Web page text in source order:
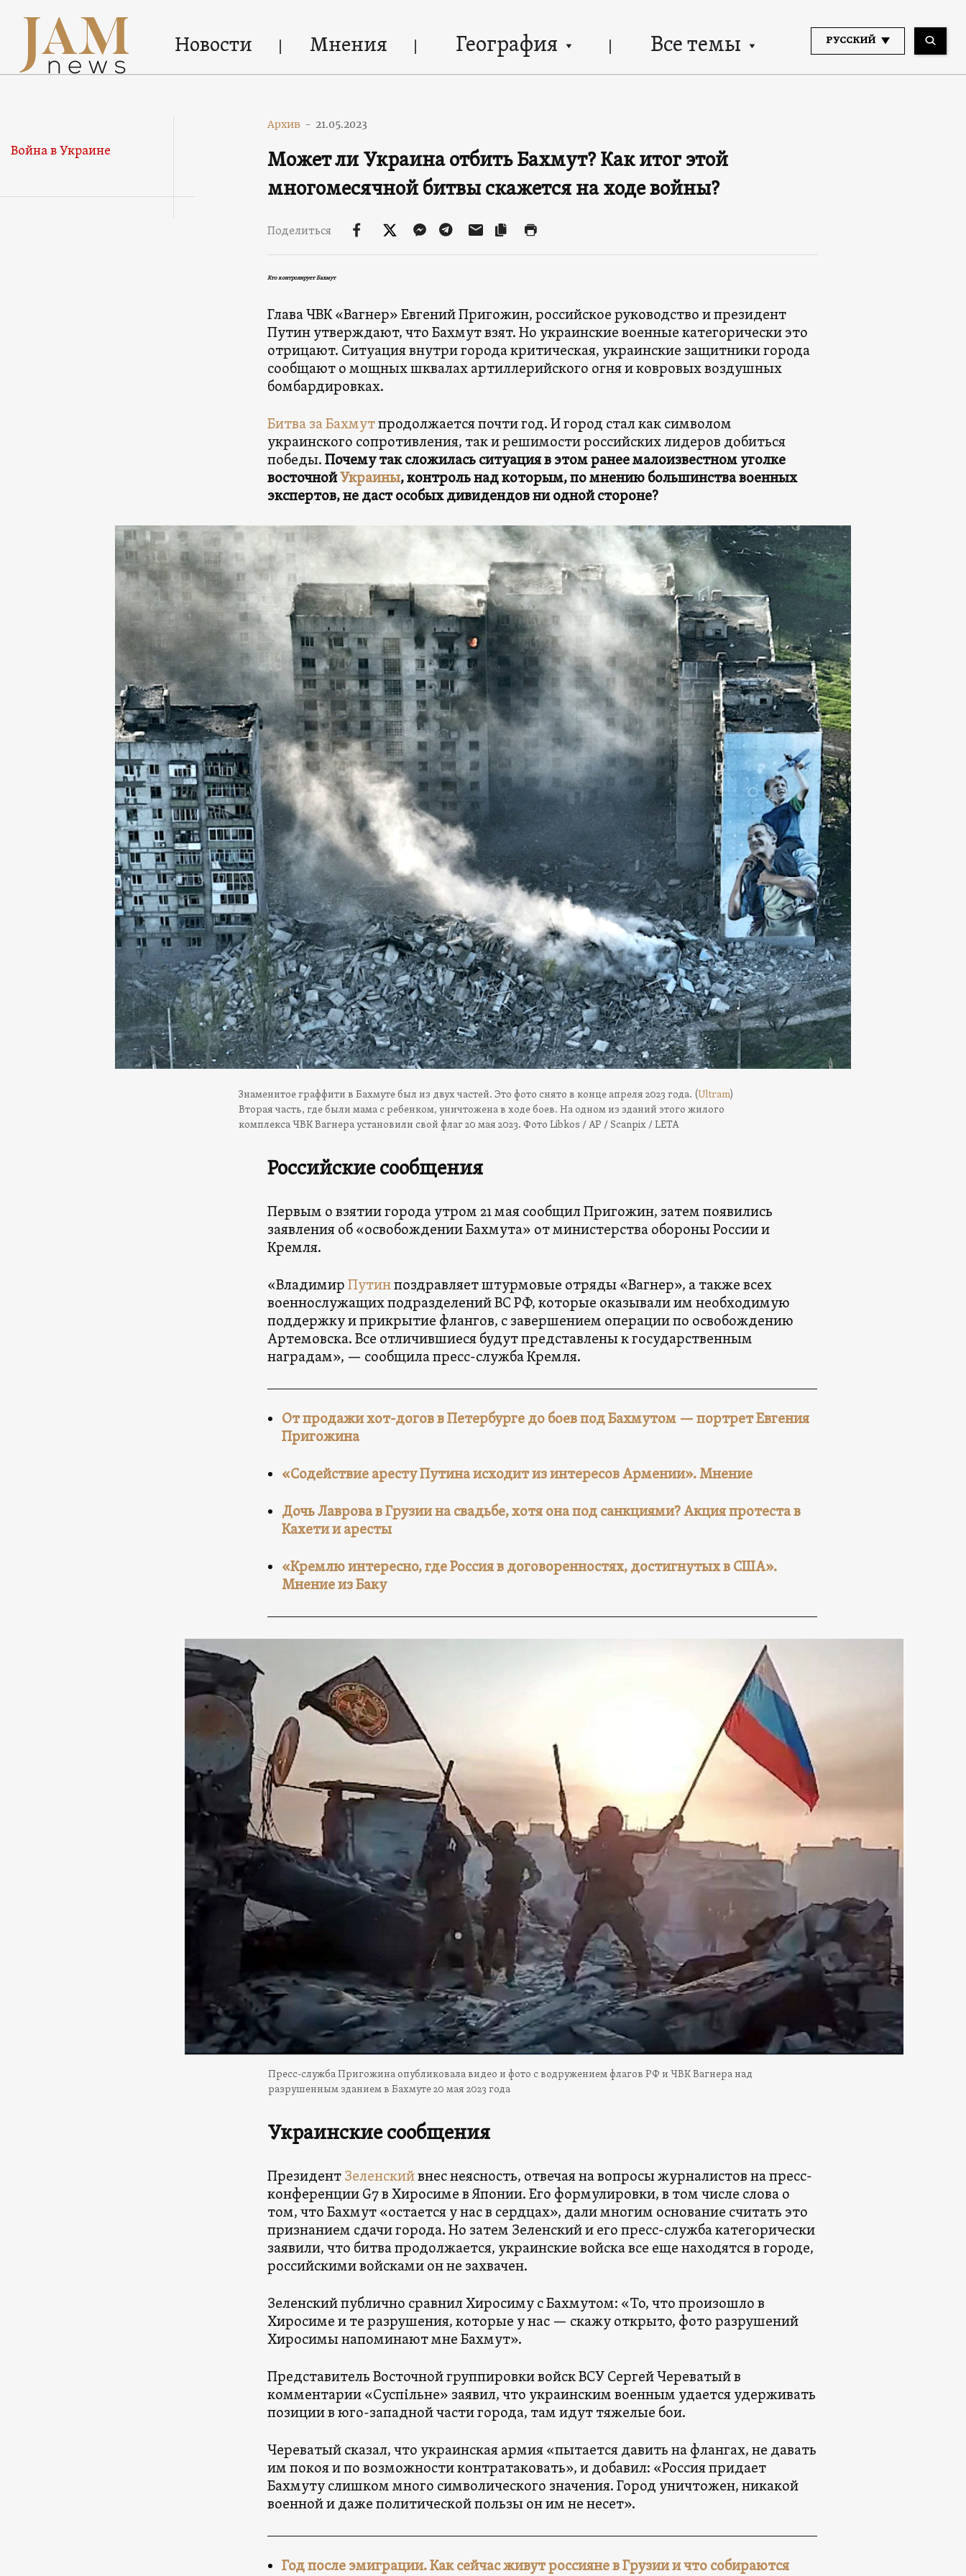
Новости Мнения География Все темы РУССКИЙ
Война в Украине
Архив - 21.05.2023
Может ли Украина отбить Бахмут? Как итог этой
многомесячной битвы скажется на ходе войны?
Поделиться
Кто контролирует Бахмут
Глава ЧВК «Вагнер» Евгений Пригожин, российское руководство и президент
Путин утверждают, что Бахмут взят. Но украинские военные категорически это
отрицают. Ситуация внутри города критическая, украинские защитники города
сообщают о мощных шквалах артиллерийского огня и ковровых воздушных
бомбардировках.
Битва за Бахмутпродолжается почти год. И город стал как символом
украинского сопротивления, так и решимости российских лидеров добиться
победы.Почему так сложилась ситуация в этом ранее малоизвестном уголке
восточнойУкраины, контроль над которым, по мнению большинства военных
экспертов, не даст особых дивидендов ни одной стороне?
Знаменитое граффити в Бахмуте был из двух частей. Это фото снято в конце апреля 2023 года. (Ultram)
Вторая часть, где были мама с ребенком, уничтожена в ходе боев. На одном из зданий этого жилого
комплекса ЧВК Вагнера установили свой флаг 20 мая 2023. Фото Libkos / AP / Scanpix / LETA
Российские сообщения
Первым о взятии города утром 21 мая сообщил Пригожин, затем появились
заявления об «освобождении Бахмута» от министерства обороны России и
Кремля.
«ВладимирПутинпоздравляет штурмовые отряды «Вагнер», а также всех
военнослужащих подразделений ВС РФ, которые оказывали им необходимую
поддержку и прикрытие флангов, с завершением операции по освобождению
Артемовска. Все отличившиеся будут представлены к государственным
наградам», — сообщила пресс-служба Кремля.
От продажи хот-догов в Петербурге до боев под Бахмутом — портрет Евгения
Пригожина
«Содействие аресту Путина исходит из интересов Армении». Мнение
Дочь Лаврова в Грузии на свадьбе, хотя она под санкциями? Акция протеста в
Кахети и аресты
«Кремлю интересно, где Россия в договоренностях, достигнутых в США».
Мнение из Баку
Пресс-служба Пригожина опубликовала видео и фото с водружением флагов РФ и ЧВК Вагнера над
разрушенным зданием в Бахмуте 20 мая 2023 года
Украинские сообщения
ПрезидентЗеленскийвнес неясность, отвечая на вопросы журналистов на пресс-
конференции G7 в Хиросиме в Японии. Его формулировки, в том числе слова о
том, что Бахмут «остается у нас в сердцах», дали многим основание считать это
признанием сдачи города. Но затем Зеленский и его пресс-служба категорически
заявили, что битва продолжается, украинские войска все еще находятся в городе,
российскими войсками он не захвачен.
Зеленский публично сравнил Хиросиму с Бахмутом: «То, что произошло в
Хиросиме и те разрушения, которые у нас — скажу открыто, фото разрушений
Хиросимы напоминают мне Бахмут».
Представитель Восточной группировки войск ВСУ Сергей Череватый в
комментарии «Суспільне» заявил, что украинским военным удается удерживать
позиции в юго-западной части города, там идут тяжелые бои.
Череватый сказал, что украинская армия «пытается давить на флангах, не давать
им покоя и по возможности контратаковать», и добавил: «Россия придает
Бахмуту слишком много символического значения. Город уничтожен, никакой
военной и даже политической пользы он им не несет».
Год после эмиграции. Как сейчас живут россияне в Грузии и что собираются